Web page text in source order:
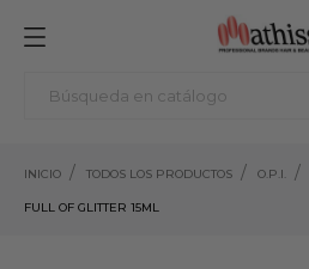
INICIO TODOS LOS PRODUCTOS O.P.I.
FULL OF GLITTER 15ML